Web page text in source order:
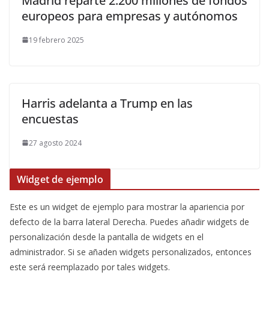
europeos para empresas y autónomos
19 febrero 2025
Harris adelanta a Trump en las
encuestas
27 agosto 2024
Widget de ejemplo
Este es un widget de ejemplo para mostrar la apariencia por
defecto de la barra lateral Derecha. Puedes añadir widgets de
personalización desde la pantalla de widgets en el
administrador. Si se añaden widgets personalizados, entonces
este será reemplazado por tales widgets.